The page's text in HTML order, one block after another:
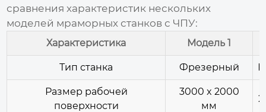
сравнения характеристик нескольких
моделей мраморных станков с ЧПУ:
Характеристика Модель 1
Тип станка Фрезерный
Размер рабочей
поверхности
3000 x 2000
мм